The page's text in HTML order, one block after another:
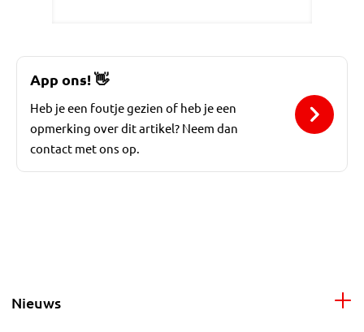
App ons!👋
Heb je een foutje gezien of heb je een
opmerking over dit artikel? Neem dan
contact met ons op.
Nieuws